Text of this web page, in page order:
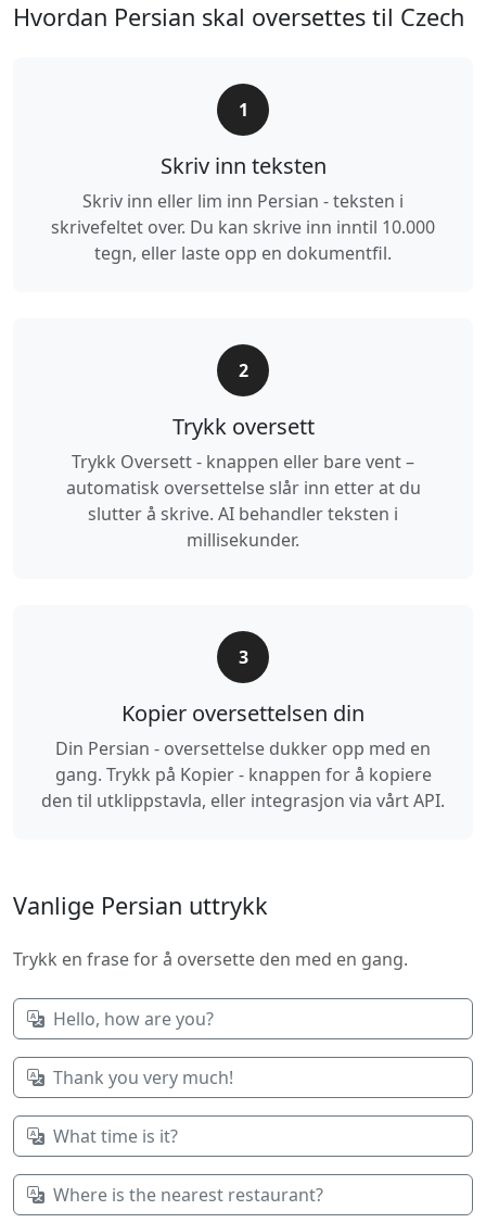
Hvordan Persian skal oversettes til Czech
1
Skriv inn teksten
Skriv inn eller lim inn Persian - teksten i
skrivefeltet over. Du kan skrive inn inntil 10.000
tegn, eller laste opp en dokumentfil.
2
Trykk oversett
Trykk Oversett - knappen eller bare vent –
automatisk oversettelse slår inn etter at du
slutter å skrive. AI behandler teksten i
millisekunder.
3
Kopier oversettelsen din
Din Persian - oversettelse dukker opp med en
gang. Trykk på Kopier - knappen for å kopiere
den til utklippstavla, eller integrasjon via vårt API.
Vanlige Persian uttrykk
Trykk en frase for å oversette den med en gang.
Hello, how are you?
Thank you very much!
What time is it?
Where is the nearest restaurant?